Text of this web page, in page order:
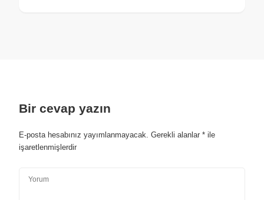
Bir cevap yazın
E-posta hesabınız yayımlanmayacak. Gerekli alanlar * ile
işaretlenmişlerdir